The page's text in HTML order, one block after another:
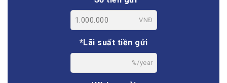
VNĐ
*Lãi suất tiền gửi
%/year